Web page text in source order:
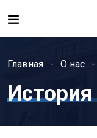
Главная О нас